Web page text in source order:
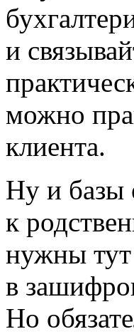
и
можно
клиента.
Ну и базы
к
нужны
в
Но